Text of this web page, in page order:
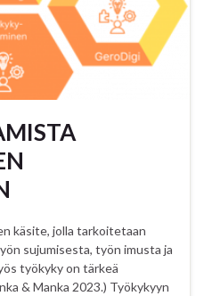
käsite, jolla tarkoitetaan
sujumisesta, työn imusta ja
työkyky on tärkeä
& Manka 2023.) Työkykyyn